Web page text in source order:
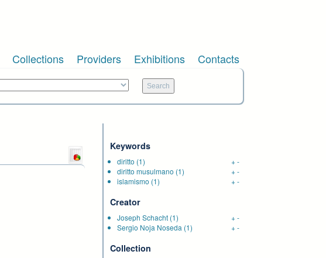
Collections Providers Exhibitions Contacts
Keywords
diritto (1) +-
diritto musulmano (1) +-
islamismo (1) +-
Creator
Joseph Schacht (1) +-
Sergio Noja Noseda (1) +-
Collection